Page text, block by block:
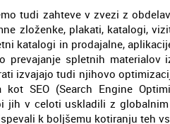
tudi zahteve v zvezi z
zloženke, plakati, katalogi,
katalogi in prodajalne,
prevajanje spletnih
izvajajo tudi njihovo
kot SEO (Search Engine
jih v celoti uskladili z
k boljšemu kotiranju teh